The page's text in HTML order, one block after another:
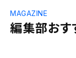
編集部おす
MAGAZINE